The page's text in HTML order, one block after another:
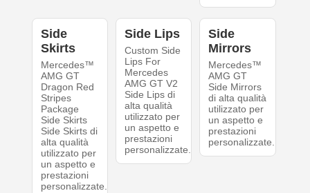
Side
Skirts
Mercedes™
AMG GT
Dragon Red
Stripes
Package
Side Skirts
Side Skirts di
alta qualità
utilizzato per
un aspetto e
prestazioni
personalizzate.
Side Lips
Custom Side
Lips For
Mercedes
AMG GT V2
Side Lips di
alta qualità
utilizzato per
un aspetto e
prestazioni
personalizzate.
Side
Mirrors
Mercedes™
AMG GT
Side Mirrors
di alta qualità
utilizzato per
un aspetto e
prestazioni
personalizzate.